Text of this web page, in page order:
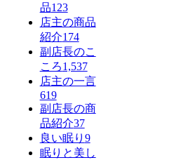
品123
店主の商品
紹介174
副店長のこ
ころ1,537
店主の一言
619
副店長の商
品紹介37
良い眠り 9
眠りと美し